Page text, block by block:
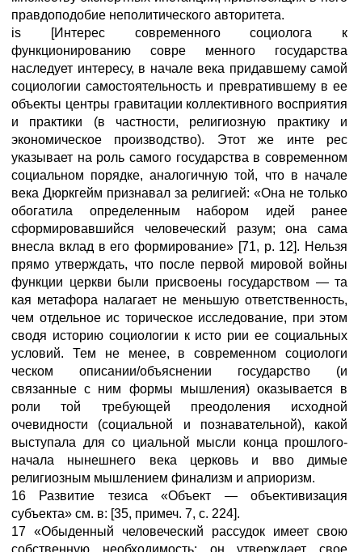
правдоподобие неполитического авторитета.
is [Интерес современного социолога к
функционированию совре менного государства
наследует интересу, в начале века придавшему самой
социологии самостоятельность и превратившему в ее
объекты центры гравитации коллективного восприятия
и практики (в частности, религиозную практику и
экономическое производство). Этот же инте рес
указывает на роль самого государства в современном
социальном порядке, аналогичную той, что в начале
века Дюркгейм признавал за религией: «Она не только
обогатила определенным набором идей ранее
сформировавшийся человеческий разум; она сама
внесла вклад в его формирование» [71, р. 12]. Нельзя
прямо утверждать, что после первой мировой войны
функции церкви были присвоены государством — та
кая метафора налагает не меньшую ответственность,
чем отдельное ис торическое исследование, при этом
сводя историю социологии к исто рии ее социальных
условий. Тем не менее, в современном социологи
ческом описании/объяснении государство (и
связанные с ним формы мышления) оказывается в
роли той требующей преодоления исходной
очевидности (социальной и познавательной), какой
выступала для со циальной мысли конца прошлого-
начала нынешнего века церковь и вво димые
религиозным мышлением финализм и априоризм.
16 Развитие тезиса «Объект — объективизация
субъекта» см. в: [35, примеч. 7, с. 224].
17 «Обыденный человеческий рассудок имеет свою
собственную необходимость: он утверждает свое